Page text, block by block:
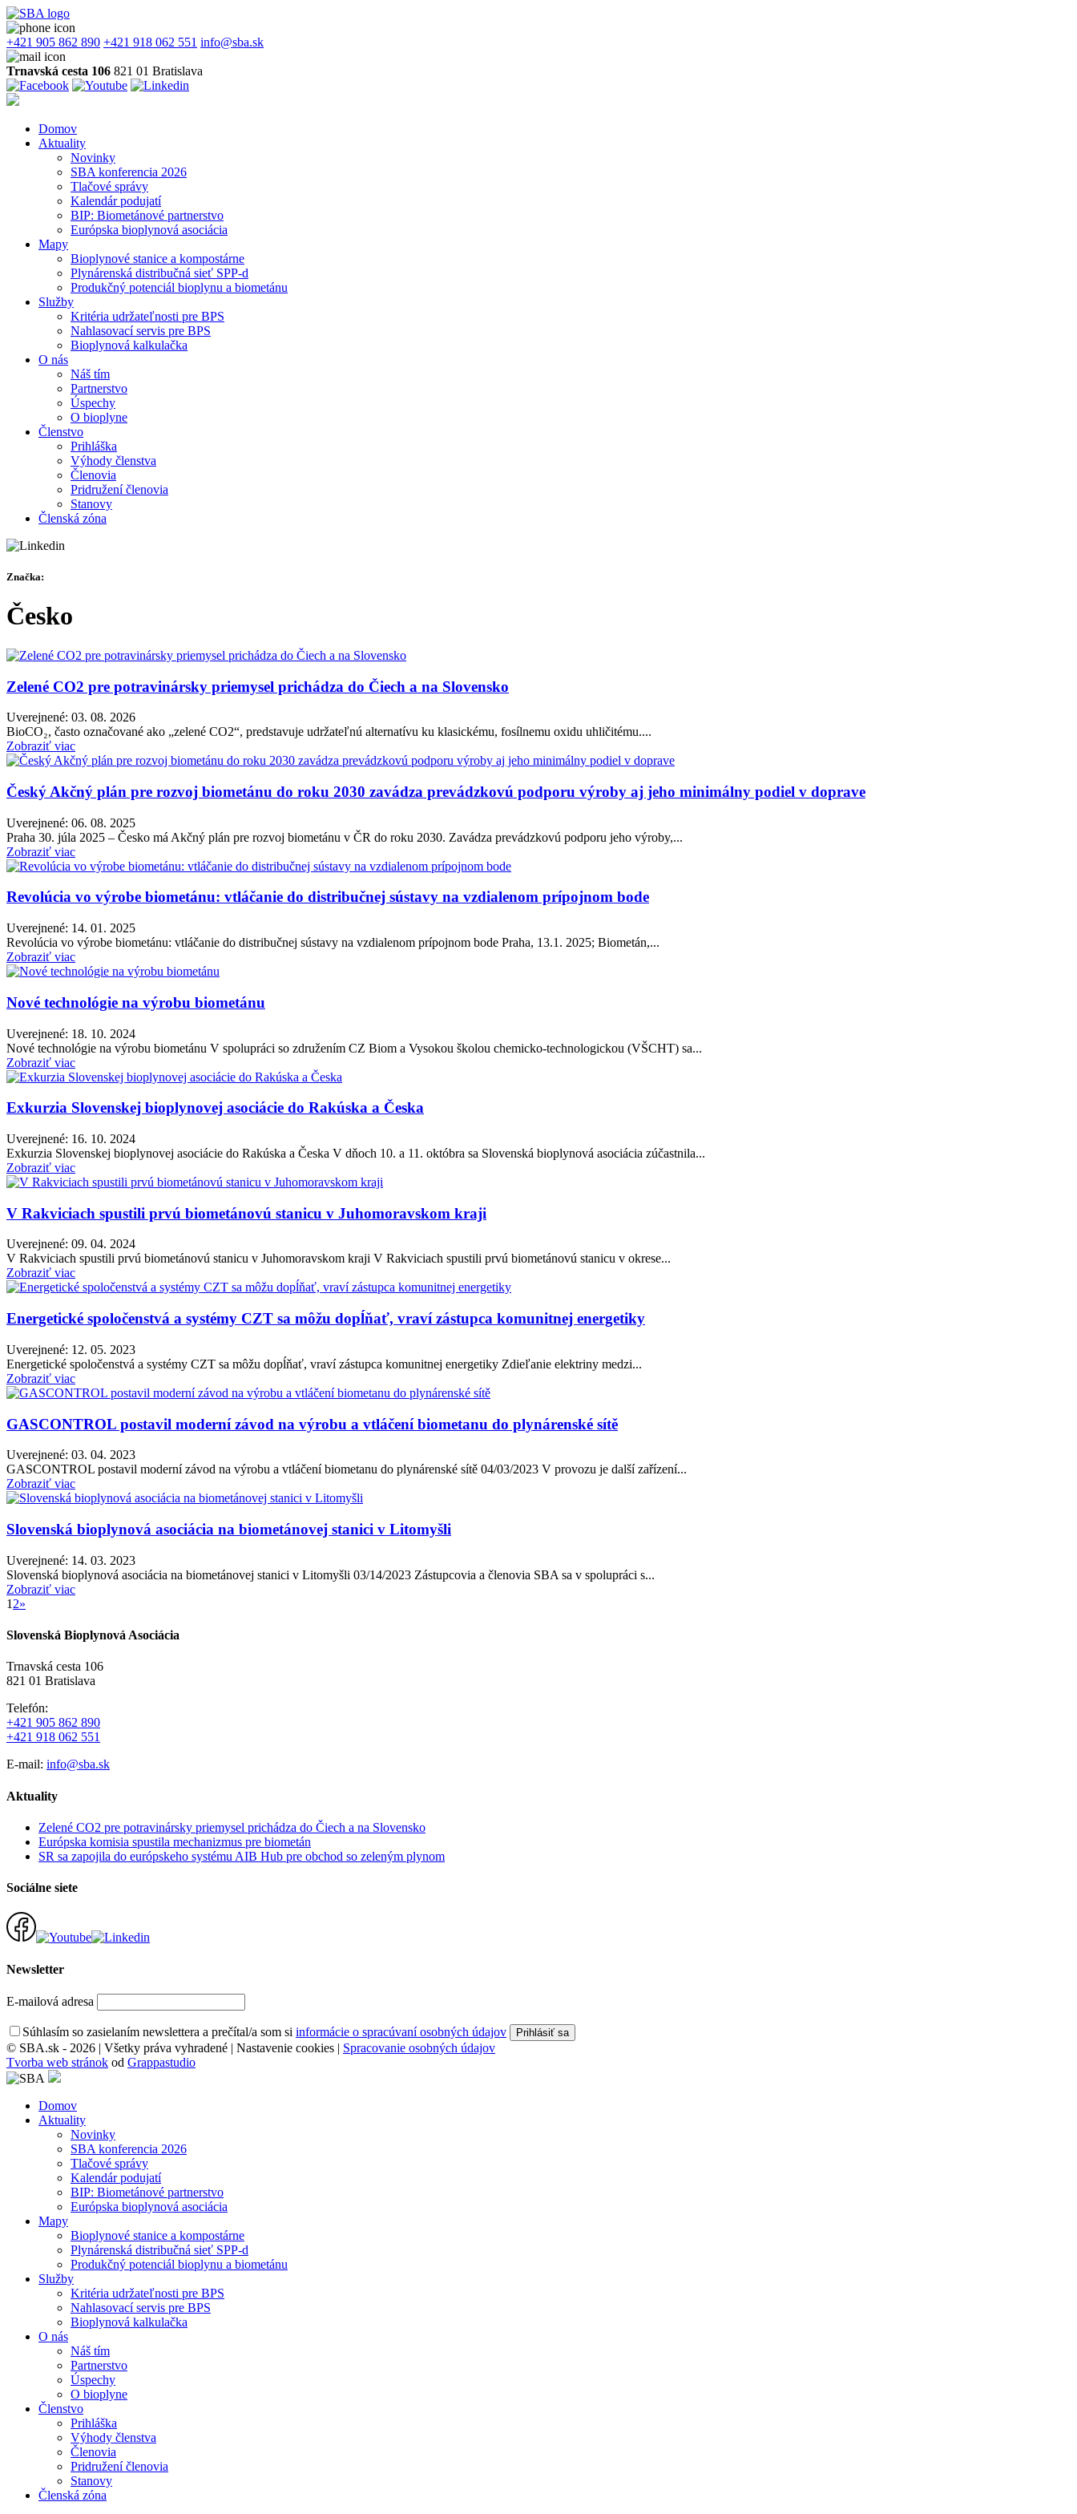
+421 905 862 890 +421 918 062 551 info@sba.sk
Trnavská cesta 106 821 01 Bratislava
Domov
Aktuality
Novinky
SBA konferencia 2026
Tlačové správy
Kalendár podujatí
BIP: Biometánové partnerstvo
Európska bioplynová asociácia
Mapy
Bioplynové stanice a kompostárne
Plynárenská distribučná sieť SPP-d
Produkčný potenciál bioplynu a biometánu
Služby
Kritéria udržateľnosti pre BPS
Nahlasovací servis pre BPS
Bioplynová kalkulačka
O nás
Náš tím
Partnerstvo
Úspechy
O bioplyne
Členstvo
Prihláška
Výhody členstva
Členovia
Pridružení členovia
Stanovy
Členská zóna
Značka:
Česko
Zelené CO2 pre potravinársky priemysel prichádza do Čiech a na Slovensko
Uverejnené: 03. 08. 2026
BioCO₂, často označované ako „zelené CO2“, predstavuje udržateľnú alternatívu ku klasickému, fosílnemu oxidu uhličitému....
Zobraziť viac
Český Akčný plán pre rozvoj biometánu do roku 2030 zavádza prevádzkovú podporu výroby aj jeho minimálny podiel v doprave
Uverejnené: 06. 08. 2025
Praha 30. júla 2025 – Česko má Akčný plán pre rozvoj biometánu v ČR do roku 2030. Zavádza prevádzkovú podporu jeho výroby,...
Zobraziť viac
Revolúcia vo výrobe biometánu: vtláčanie do distribučnej sústavy na vzdialenom prípojnom bode
Uverejnené: 14. 01. 2025
Revolúcia vo výrobe biometánu: vtláčanie do distribučnej sústavy na vzdialenom prípojnom bode Praha, 13.1. 2025; Biometán,...
Zobraziť viac
Nové technológie na výrobu biometánu
Uverejnené: 18. 10. 2024
Nové technológie na výrobu biometánu V spolupráci so združením CZ Biom a Vysokou školou chemicko-technologickou (VŠCHT) sa...
Zobraziť viac
Exkurzia Slovenskej bioplynovej asociácie do Rakúska a Česka
Uverejnené: 16. 10. 2024
Exkurzia Slovenskej bioplynovej asociácie do Rakúska a Česka V dňoch 10. a 11. októbra sa Slovenská bioplynová asociácia zúčastnila...
Zobraziť viac
V Rakviciach spustili prvú biometánovú stanicu v Juhomoravskom kraji
Uverejnené: 09. 04. 2024
V Rakviciach spustili prvú biometánovú stanicu v Juhomoravskom kraji V Rakviciach spustili prvú biometánovú stanicu v okrese...
Zobraziť viac
Energetické spoločenstvá a systémy CZT sa môžu dopĺňať, vraví zástupca komunitnej energetiky
Uverejnené: 12. 05. 2023
Energetické spoločenstvá a systémy CZT sa môžu dopĺňať, vraví zástupca komunitnej energetiky Zdieľanie elektriny medzi...
Zobraziť viac
GASCONTROL postavil moderní závod na výrobu a vtláčení biometanu do plynárenské sítě
Uverejnené: 03. 04. 2023
GASCONTROL postavil moderní závod na výrobu a vtláčení biometanu do plynárenské sítě 04/03/2023 V provozu je další zařízení...
Zobraziť viac
Slovenská bioplynová asociácia na biometánovej stanici v Litomyšli
Uverejnené: 14. 03. 2023
Slovenská bioplynová asociácia na biometánovej stanici v Litomyšli 03/14/2023 Zástupcovia a členovia SBA sa v spolupráci s...
Zobraziť viac
1 2»
Slovenská Bioplynová Asociácia
Trnavská cesta 106
821 01 Bratislava
Telefón:
+421 905 862 890
+421 918 062 551
E-mail: info@sba.sk
Aktuality
Zelené CO2 pre potravinársky priemysel prichádza do Čiech a na Slovensko
Európska komisia spustila mechanizmus pre biometán
SR sa zapojila do európskeho systému AIB Hub pre obchod so zeleným plynom
Sociálne siete
Newsletter
E-mailová adresa
Súhlasím so zasielaním newslettera a prečítal/a som si informácie o spracúvaní osobných údajov
© SBA.sk - 2026 | Všetky práva vyhradené | Nastavenie cookies | Spracovanie osobných údajov
Tvorba web stránok od Grappastudio
Domov
Aktuality
Novinky
SBA konferencia 2026
Tlačové správy
Kalendár podujatí
BIP: Biometánové partnerstvo
Európska bioplynová asociácia
Mapy
Bioplynové stanice a kompostárne
Plynárenská distribučná sieť SPP-d
Produkčný potenciál bioplynu a biometánu
Služby
Kritéria udržateľnosti pre BPS
Nahlasovací servis pre BPS
Bioplynová kalkulačka
O nás
Náš tím
Partnerstvo
Úspechy
O bioplyne
Členstvo
Prihláška
Výhody členstva
Členovia
Pridružení členovia
Stanovy
Členská zóna